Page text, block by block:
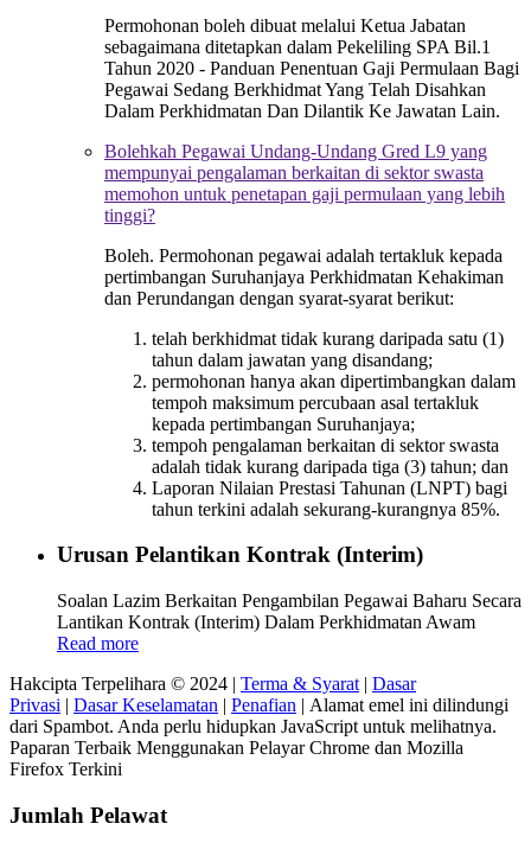
Permohonan boleh dibuat melalui Ketua Jabatan
sebagaimana ditetapkan dalam Pekeliling SPA Bil.1
Tahun 2020 - Panduan Penentuan Gaji Permulaan Bagi
Pegawai Sedang Berkhidmat Yang Telah Disahkan
Dalam Perkhidmatan Dan Dilantik Ke Jawatan Lain.
Bolehkah Pegawai Undang-Undang Gred L9 yang
mempunyai pengalaman berkaitan di sektor swasta
memohon untuk penetapan gaji permulaan yang lebih
tinggi?
Boleh. Permohonan pegawai adalah tertakluk kepada
pertimbangan Suruhanjaya Perkhidmatan Kehakiman
dan Perundangan dengan syarat-syarat berikut:
telah berkhidmat tidak kurang daripada satu (1)
tahun dalam jawatan yang disandang;
permohonan hanya akan dipertimbangkan dalam
tempoh maksimum percubaan asal tertakluk
kepada pertimbangan Suruhanjaya;
tempoh pengalaman berkaitan di sektor swasta
adalah tidak kurang daripada tiga (3) tahun; dan
Laporan Nilaian Prestasi Tahunan (LNPT) bagi
tahun terkini adalah sekurang-kurangnya 85%.
Urusan Pelantikan Kontrak (Interim)
Soalan Lazim Berkaitan Pengambilan Pegawai Baharu Secara
Lantikan Kontrak (Interim) Dalam Perkhidmatan Awam
Read more
Hakcipta Terpelihara © 2024 | Terma & Syarat | Dasar
Privasi | Dasar Keselamatan | Penafian | Alamat emel ini dilindungi
dari Spambot. Anda perlu hidupkan JavaScript untuk melihatnya.
Paparan Terbaik Menggunakan Pelayar Chrome dan Mozilla
Firefox Terkini
Jumlah Pelawat